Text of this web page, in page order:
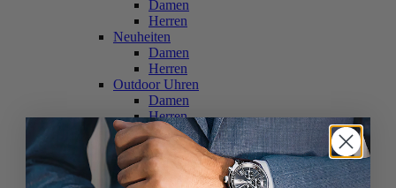
Damen
Herren
Neuheiten
Damen
Herren
Outdoor Uhren
Damen
Herren
Schweizer Uhren
Damen
Herren
Skelettuhren